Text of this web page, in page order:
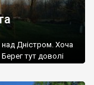
Дністром. Хоча
тут доволі